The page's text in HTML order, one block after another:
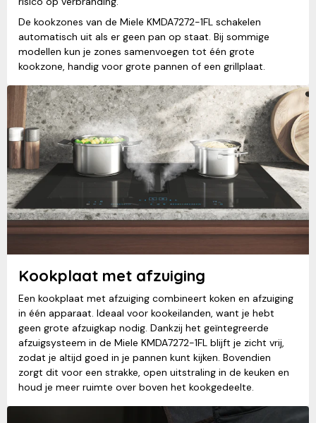
De kookzones van de Miele KMDA7272-1FL schakelen
automatisch uit als er geen pan op staat. Bij sommige
modellen kun je zones samenvoegen tot één grote
kookzone, handig voor grote pannen of een grillplaat.
Kookplaat met afzuiging
Een kookplaat met afzuiging combineert koken en afzuiging
in één apparaat. Ideaal voor kookeilanden, want je hebt
geen grote afzuigkap nodig. Dankzij het geïntegreerde
afzuigsysteem in de Miele KMDA7272-1FL blijft je zicht vrij,
zodat je altijd goed in je pannen kunt kijken. Bovendien
zorgt dit voor een strakke, open uitstraling in de keuken en
houd je meer ruimte over boven het kookgedeelte.